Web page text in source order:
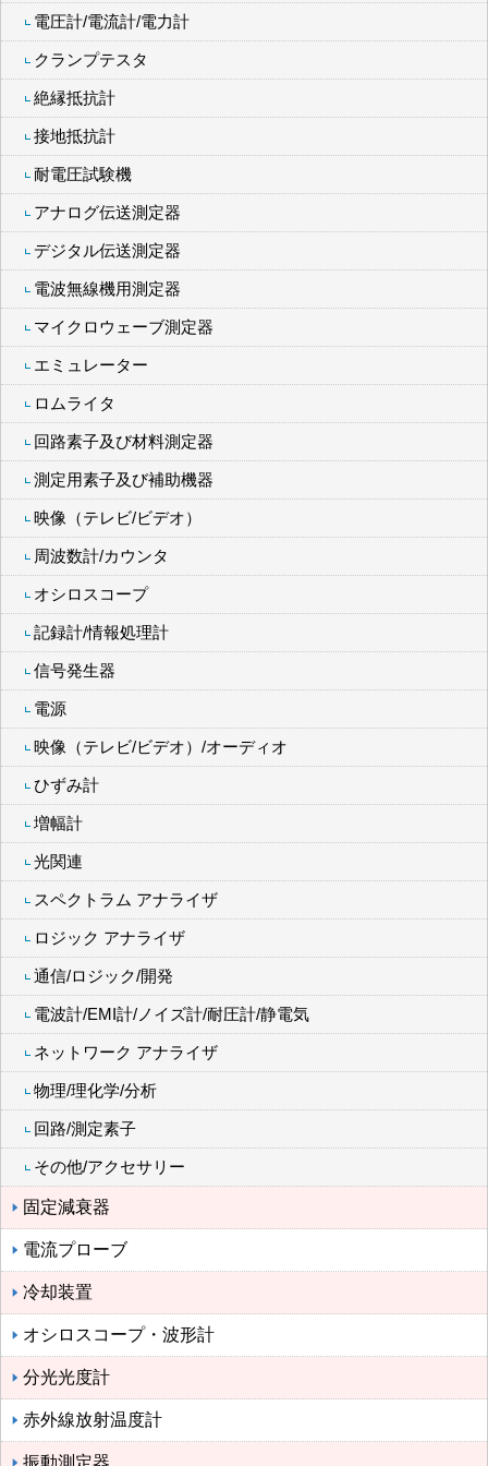
電圧計/電流計/電力計
クランプテスタ
絶縁抵抗計
接地抵抗計
耐電圧試験機
アナログ伝送測定器
デジタル伝送測定器
電波無線機用測定器
マイクロウェーブ測定器
エミュレーター
ロムライタ
回路素子及び材料測定器
測定用素子及び補助機器
映像（テレビ/ビデオ）
周波数計/カウンタ
オシロスコープ
記録計/情報処理計
信号発生器
電源
映像（テレビ/ビデオ）/オーディオ
ひずみ計
増幅計
光関連
スペクトラム アナライザ
ロジック アナライザ
通信/ロジック/開発
電波計/EMI計/ノイズ計/耐圧計/静電気
ネットワーク アナライザ
物理/理化学/分析
回路/測定素子
その他/アクセサリー
固定減衰器
電流プローブ
冷却装置
オシロスコープ・波形計
分光光度計
赤外線放射温度計
振動測定器